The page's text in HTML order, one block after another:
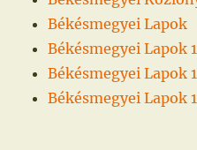
Békésmegyei Lapok
Békésmegyei Lapok
Békésmegyei Lapok
Békésmegyei Lapok